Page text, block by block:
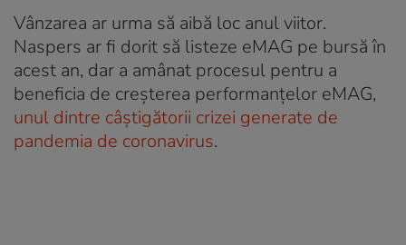
Vânzarea ar urma să aibă loc anul viitor.
Naspers ar fi dorit să listeze eMAG pe bursă în
acest an, dar a amânat procesul pentru a
beneficia de creșterea performanțelor eMAG,
unul dintre câștigătorii crizei generate de
pandemia de coronavirus.